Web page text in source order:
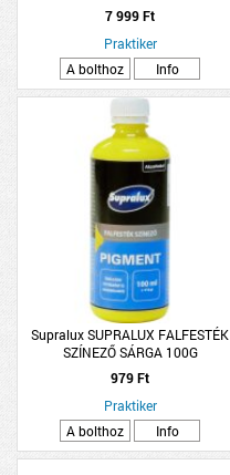
7 999 Ft
Praktiker
A bolthoz
Info
Supralux SUPRALUX FALFESTÉK
SZÍNEZŐ SÁRGA 100G
979 Ft
Praktiker
A bolthoz
Info